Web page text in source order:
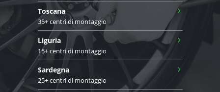
Toscana
35+ centri di montaggio
›
Liguria
15+ centri di montaggio
›
Sardegna
25+ centri di montaggio
›